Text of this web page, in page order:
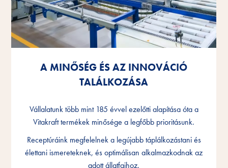
A MINŐSÉG ÉS AZ INNOVÁCIÓ
TALÁLKOZÁSA
Vállalatunk több mint 185 évvel ezelőtti alapítása óta a
Vitakraft termékek minősége a legfőbb prioritásunk.
Receptúráink megfelelnek a legújabb táplálkozástani és
élettani ismereteknek, és optimálisan alkalmazkodnak az
adott állatfajhoz.
A MINŐSÉG ÉS AZ INNOVÁCIÓ
TALÁLKOZÁSA
Vállalatunk több mint 185 évvel ezelőtti alapítása óta a
Vitakraft termékek minősége a legfőbb prioritásunk.
Receptúráink megfelelnek a legújabb táplálkozástani és
élettani ismereteknek, és optimálisan alkalmazkodnak az
adott állatfajhoz.
A MINŐSÉG ÉS AZ INNOVÁCIÓ
TALÁLKOZÁSA
Vállalatunk több mint 185 évvel ezelőtti alapítása óta a
Vitakraft termékek minősége a legfőbb prioritásunk.
Receptúráink megfelelnek a legújabb táplálkozástani és
élettani ismereteknek, és optimálisan alkalmazkodnak az
adott állatfajhoz.